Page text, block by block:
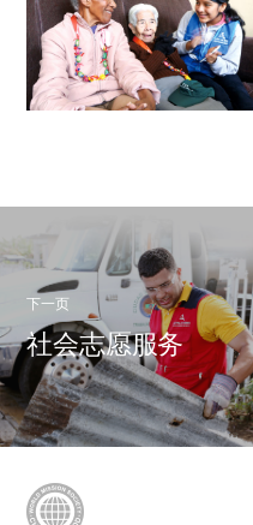
下一页
社会志愿服务